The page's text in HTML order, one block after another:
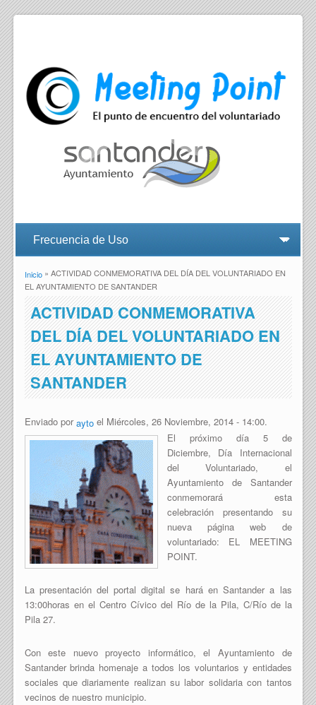
Se encuentra usted aquí
Inicio» ACTIVIDAD CONMEMORATIVA DEL DÍA DEL VOLUNTARIADO EN
EL AYUNTAMIENTO DE SANTANDER
ACTIVIDAD CONMEMORATIVA
DEL DÍA DEL VOLUNTARIADO EN
EL AYUNTAMIENTO DE
SANTANDER
Enviado poraytoel Miércoles, 26 Noviembre, 2014 - 14:00.
El próximo día 5 de
Diciembre, Día Internacional
del Voluntariado, el
Ayuntamiento de Santander
conmemorará esta
celebración presentando su
nueva página web de
voluntariado: EL MEETING
POINT.
La presentación del portal digital se hará en Santander a las
13:00horas en el Centro Cívico del Río de la Pila, C/Río de la
Pila 27.
Con este nuevo proyecto informático, el Ayuntamiento de
Santander brinda homenaje a todos los voluntarios y entidades
sociales que diariamente realizan su labor solidaria con tantos
vecinos de nuestro municipio.